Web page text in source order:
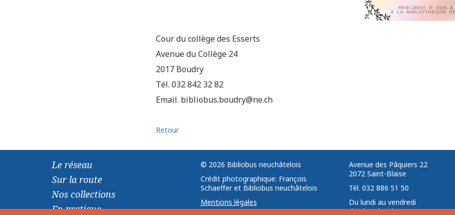
Cour du collège des Esserts
Avenue du Collège 24
2017 Boudry
Tél. 032 842 32 82
Email. bibliobus.boudry@ne.ch
Retour
Le réseau
Sur la route
Nos collections
En pratique
© 2026 Bibliobus neuchâtelois
Crédit photographique: François
Schaeffer et Bibliobus neuchâtelois
Mentions légales
Avenue des Pâquiers 22 ­ ­
2072 Saint-Blaise ­ ­ ­
Tél. 032 886 51 50
Du lundi au vendredi
de 9h00 à 12h00